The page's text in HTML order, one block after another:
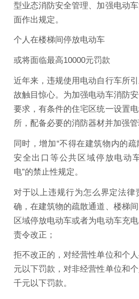
型业态消防安全管理、加强电动
面作出规定。
个人在楼梯间停放电动车
或将面临最高10000元罚款
近年来，违规使用电动自行车所
故触目惊心。为加强电动车消防
要求，有条件的住宅区统一设置
所，配备必要的消防器材并加强管
同时，增加“不得在建筑物内的疏
安全出口等公共区域停放电动
电”的禁止性规定。
对于以上违规行为怎么界定法律
确，在建筑物的疏散通道、楼梯
区域停放电动车或者为电动车充
责令改正；
拒不改正的，对经营性单位和个
元以下罚款，对非经营性单位和
千元以下罚款。